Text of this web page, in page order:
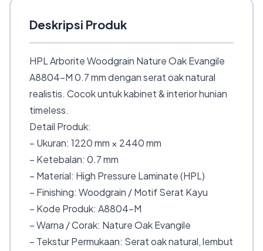
Deskripsi Produk
HPL Arborite Woodgrain Nature Oak Evangile
A8804-M 0.7 mm dengan serat oak natural
realistis. Cocok untuk kabinet & interior hunian
timeless.
Detail Produk:
– Ukuran: 1220 mm × 2440 mm
– Ketebalan: 0.7 mm
– Material: High Pressure Laminate (HPL)
– Finishing: Woodgrain / Motif Serat Kayu
– Kode Produk: A8804-M
– Warna / Corak: Nature Oak Evangile
– Tekstur Permukaan: Serat oak natural, lembut